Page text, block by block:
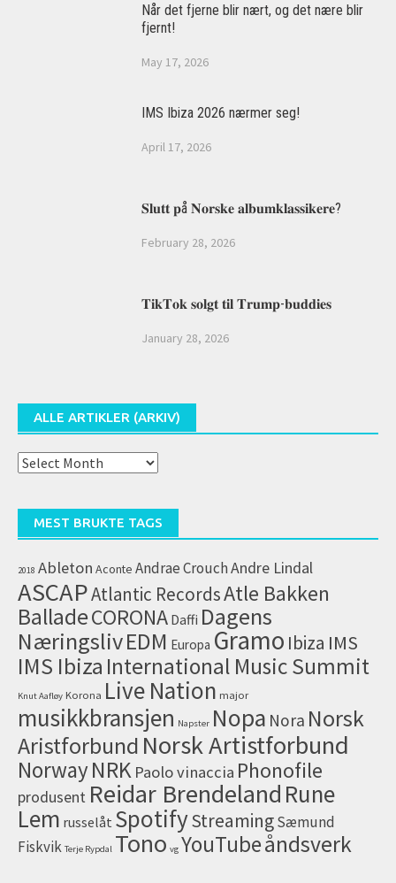
Når det fjerne blir nært, og det nære blir
fjernt!
May 17, 2026
IMS Ibiza 2026 nærmer seg!
April 17, 2026
𝐒𝐥𝐮𝐭𝐭 𝐩å 𝐍𝐨𝐫𝐬𝐤𝐞 𝐚𝐥𝐛𝐮𝐦𝐤𝐥𝐚𝐬𝐬𝐢𝐤𝐞𝐫𝐞?
February 28, 2026
𝐓𝐢𝐤𝐓𝐨𝐤 𝐬𝐨𝐥𝐠𝐭 𝐭𝐢𝐥 𝐓𝐫𝐮𝐦𝐩-𝐛𝐮𝐝𝐝𝐢𝐞𝐬
January 28, 2026
ALLE ARTIKLER (ARKIV)
Alle
MEST BRUKTE TAGS
2018 Ableton Aconte Andrae CrouchAndre Lindal
ASCAPAtlantic RecordsAtle Bakken
BalladeCORONA Daffi Dagens
NæringslivEDM Europa Gramo Ibiza IMS
IMS Ibiza International Music Summit
Knut Aafløy Korona Live Nation major
musikkbransjen Napster Nopa Nora Norsk
Aristforbund Norsk Artistforbund
NorwayNRK Paolo vinaccia Phonofile
produsent Reidar Brendeland Rune
Lem russelåt SpotifyStreamingSæmund
Fiskvik Terje Rypdal Tono vg YouTubeåndsverk